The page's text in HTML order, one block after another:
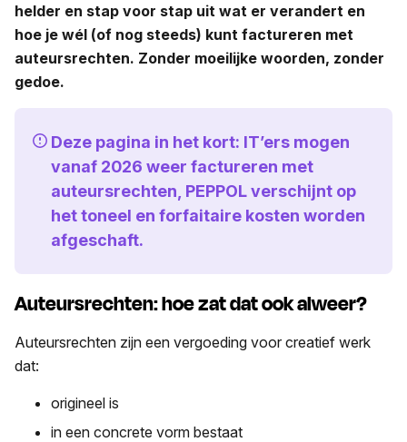
helder en stap voor stap uit wat er verandert en
hoe je wél (of nog steeds) kunt factureren met
auteursrechten. Zonder moeilijke woorden, zonder
gedoe.
Deze pagina in het kort: IT’ers mogen
vanaf 2026 weer factureren met
auteursrechten, PEPPOL verschijnt op
het toneel en forfaitaire kosten worden
afgeschaft.
Auteursrechten: hoe zat dat ook alweer?
Auteursrechten zijn een vergoeding voor creatief werk
dat:
origineel is
in een concrete vorm bestaat